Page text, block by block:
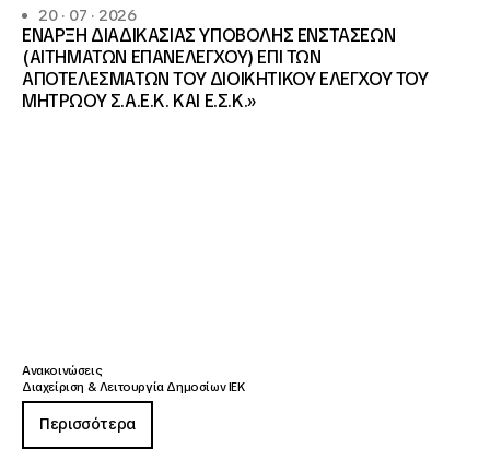
20 · 07 · 2026
ΕΝΑΡΞΗ ΔΙΑΔΙΚΑΣΙΑΣ ΥΠΟΒΟΛΗΣ ΕΝΣΤΑΣΕΩΝ
(ΑΙΤΗΜΑΤΩΝ ΕΠΑΝΕΛΕΓΧΟΥ) ΕΠΙ ΤΩΝ
ΑΠΟΤΕΛΕΣΜΑΤΩΝ ΤΟΥ ΔΙΟΙΚΗΤΙΚΟΥ ΕΛΕΓΧΟΥ ΤΟΥ
ΜΗΤΡΩΟΥ Σ.Α.Ε.Κ. ΚΑΙ Ε.Σ.Κ.»
Ανακοινώσεις
Διαχείριση & Λειτουργία Δημοσίων ΙΕΚ
Περισσότερα